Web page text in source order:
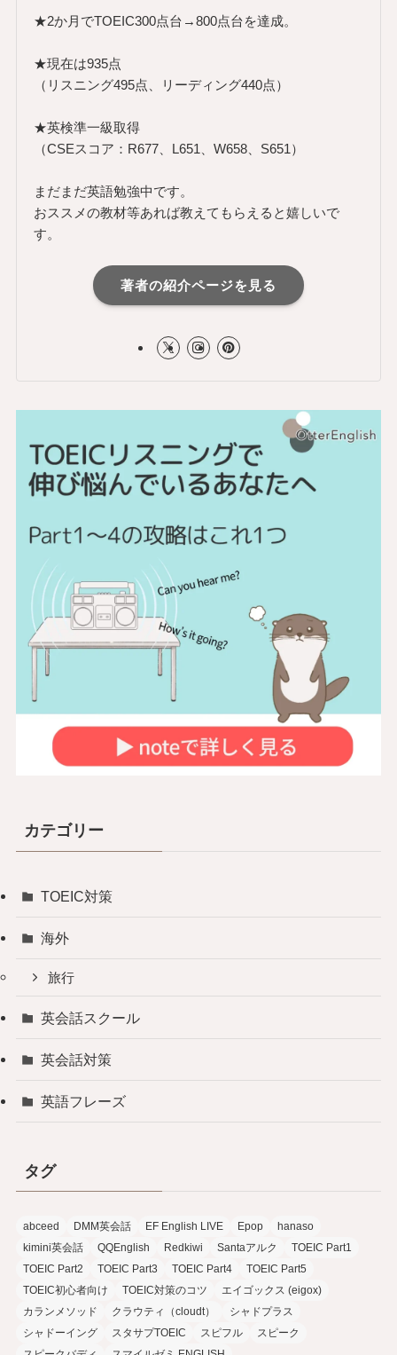
★2か月でTOEIC300点台→800点台を達成。
★現在は935点
（リスニング495点、リーディング440点）
★英検準一級取得
（CSEスコア：R677、L651、W658、S651）
まだまだ英語勉強中です。
おススメの教材等あれば教えてもらえると嬉しいで
す。
著者の紹介ページを見る
カテゴリー
TOEIC対策
海外
旅行
英会話スクール
英会話対策
英語フレーズ
タグ
abceed DMM英会話 EF English LIVE Epop
hanaso
kimini英会話
QQEnglish Redkiwi Santaアルク
TOEIC Part1
TOEIC Part2
TOEIC Part3 TOEIC Part4
TOEIC Part5
TOEIC初心者向け
TOEIC対策のコツ
エイゴックス (eigox)
カランメソッド
クラウティ（cloudt）
シャドプラス
シャドーイング
スタサプTOEIC スピフル
スピーク